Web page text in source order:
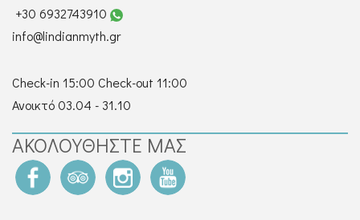
+30 6932743910
info@lindianmyth.gr
Check-in 15:00 Check-out 11:00
Ανοικτό 03.04 - 31.10
ΑΚΟΛΟΥΘΉΣΤΕ ΜΑΣ